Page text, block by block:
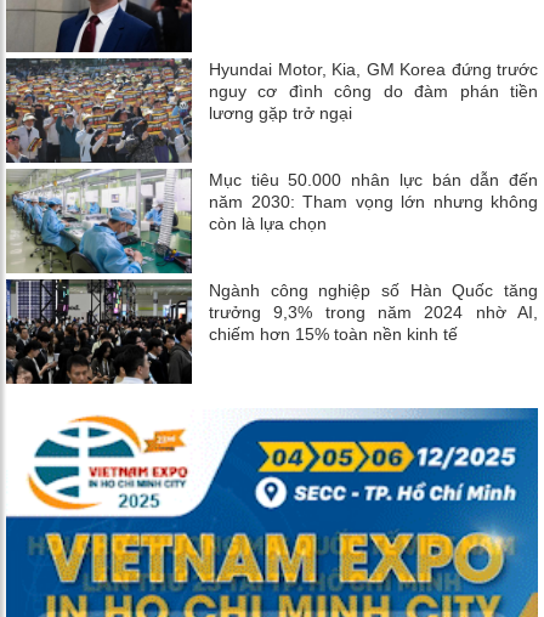
Hyundai Motor, Kia, GM Korea đứng trước
nguy cơ đình công do đàm phán tiền
lương gặp trở ngại
Mục tiêu 50.000 nhân lực bán dẫn đến
năm 2030: Tham vọng lớn nhưng không
còn là lựa chọn
Ngành công nghiệp số Hàn Quốc tăng
trưởng 9,3% trong năm 2024 nhờ AI,
chiếm hơn 15% toàn nền kinh tế